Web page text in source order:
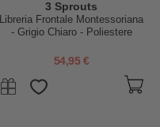
3 Sprouts
Libreria Frontale Montessoriana
- Grigio Chiaro - Poliestere
54,95 €